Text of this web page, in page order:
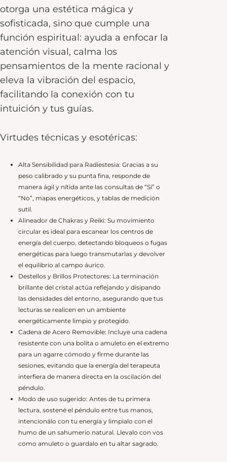
otorga una estética mágica y
sofisticada, sino que cumple una
función espiritual: ayuda a enfocar la
atención visual, calma los
pensamientos de la mente racional y
eleva la vibración del espacio,
facilitando la conexión con tu
intuición y tus guías.
Virtudes técnicas y esotéricas:
Alta Sensibilidad para Radiestesia: Gracias a su
peso calibrado y su punta fina, responde de
manera ágil y nítida ante las consultas de “Sí” o
“No”, mapas energéticos, y tablas de medición
sutil.
Alineador de Chakras y Reiki: Su movimiento
circular es ideal para escanear los centros de
energía del cuerpo, detectando bloqueos o fugas
energéticas para luego transmutarlas y devolver
el equilibrio al campo áurico.
Destellos y Brillos Protectores: La terminación
brillante del cristal actúa reflejando y disipando
las densidades del entorno, asegurando que tus
lecturas se realicen en un ambiente
energéticamente limpio y protegido.
Cadena de Acero Removible: Incluye una cadena
resistente con una bolita o amuleto en el extremo
para un agarre cómodo y firme durante las
sesiones, evitando que la energía del terapeuta
interfiera de manera directa en la oscilación del
péndulo.
Modo de uso sugerido: Antes de tu primera
lectura, sostené el péndulo entre tus manos,
intencionálo con tu energía y limpialo con el
humo de un sahumerio natural. Llevalo con vos
como amuleto o guardalo en tu altar sagrado.